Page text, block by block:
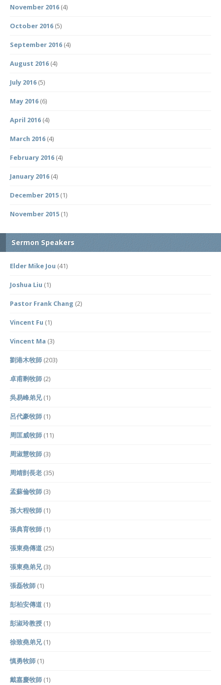
November 2016 (4)
October 2016 (5)
September 2016 (4)
August 2016 (4)
July 2016 (5)
May 2016 (6)
April 2016 (4)
March 2016 (4)
February 2016 (4)
January 2016 (4)
December 2015 (1)
November 2015 (1)
Sermon Speakers
Elder Mike Jou (41)
Joshua Liu (1)
Pastor Frank Chang (2)
Vincent Fu (1)
Vincent Ma (3)
劉港木牧師 (203)
卓甫剩牧師 (2)
吳易峰弟兄(1)
呂代豪牧師 (1)
周匡威牧師 (11)
周淑慧牧師 (3)
周靖剴長老 (35)
孟蘇倫牧師 (3)
孫大程牧師 (1)
張典育牧師 (1)
張東堯傳道 (25)
張東堯弟兄(3)
張磊牧師 (1)
彭柏安傳道 (1)
彭淑玲教授 (1)
徐致堯弟兄(1)
慎勇牧師 (1)
戴嘉慶牧師 (1)